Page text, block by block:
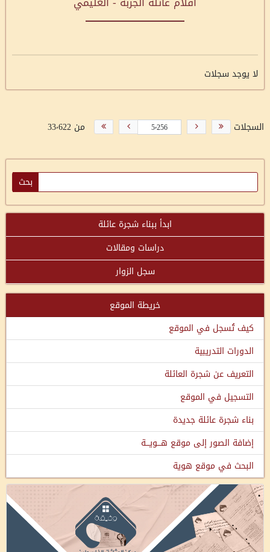
لا يوجد سجلات
السجلات من 33٬622
ابدأ ببناء شجرة عائلة
دراسات ومقالات
سجل الزوار
خريطة الموقع
كيف تُسجل في الموقع
الدورات التدريبية
التعريف عن شجرة العائلة
التسجيل في الموقع
بناء شجرة عائلة جديدة
إضافة الصور إلى موقع هـــويـــة
البحث في موقع هوية